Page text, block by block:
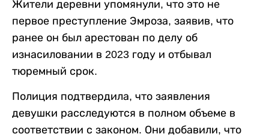
Жители деревни упомянули, что это не
первое преступление Эмроза, заявив, что
ранее он был арестован по делу об
изнасиловании в 2023 году и отбывал
тюремный срок.
Полиция подтвердила, что заявления
девушки расследуются в полном объеме в
соответствии с законом. Они добавили, что